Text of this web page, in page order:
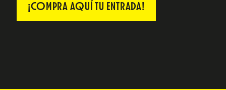
¡COMPRA AQUÍ TU ENTRADA!